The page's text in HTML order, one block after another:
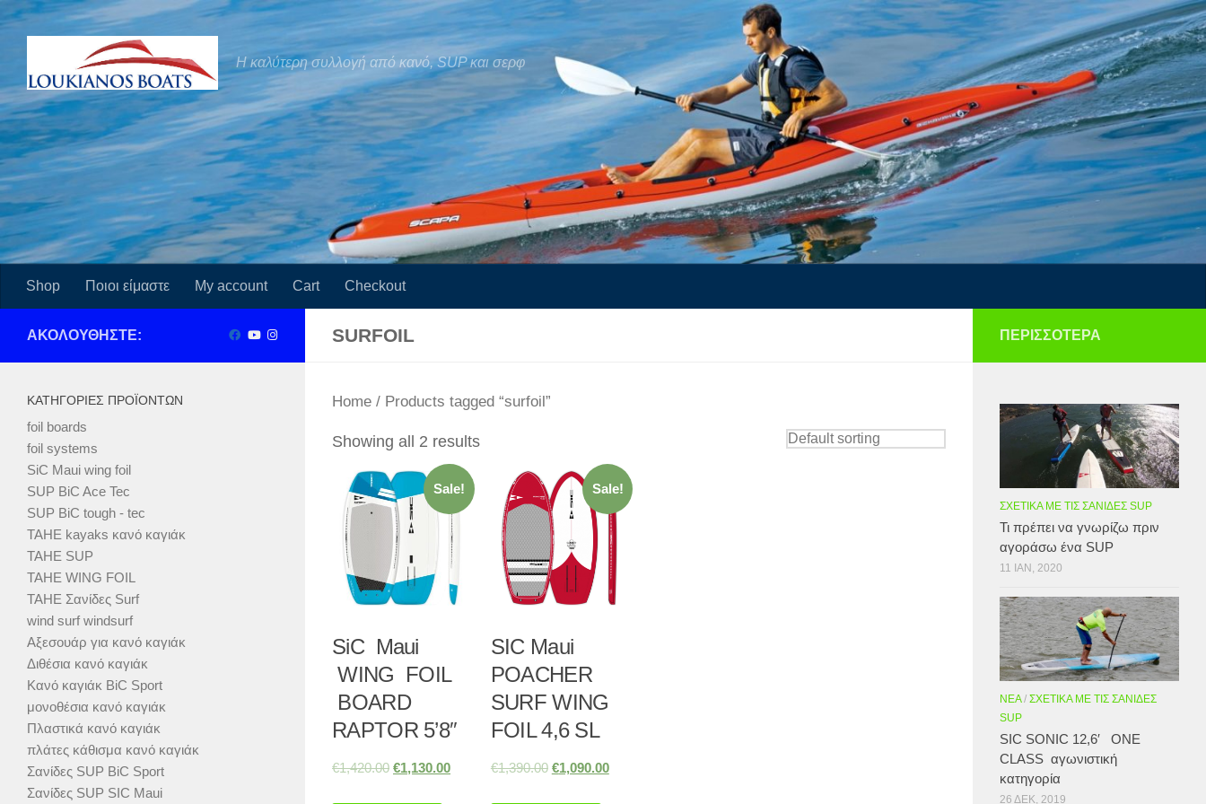
Skip to content
Η καλύτερη συλλογή από κανό, SUP και σερφ
Shop Ποιοι είμαστε My account Cart Checkout
SURFOIL
Home / Products tagged “surfoil”
Showing all 2 results
Sale!
SiC Maui
WING FOIL
BOARD
RAPTOR 5’8″
€1,420.00 €1,130.00
Sale!
SIC Maui
POACHER
SURF WING
FOIL 4,6 SL
€1,390.00 €1,090.00
ΑΚΟΛΟΥΘΉΣΤΕ:
ΚΑΤΗΓΟΡΊΕΣ ΠΡΟΪΌΝΤΩΝ
foil boards
foil systems
SiC Maui wing foil
SUP BiC Ace Tec
SUP BiC tough - tec
TAHE kayaks κανό καγιάκ
TAHE SUP
TAHE WING FOIL
TAHE Σανίδες Surf
wind surf windsurf
Αξεσουάρ για κανό καγιάκ
Διθέσια κανό καγιάκ
Κανό καγιάκ BiC Sport
μονοθέσια κανό καγιάκ
Πλαστικά κανό καγιάκ
πλάτες κάθισμα κανό καγιάκ
Σανίδες SUP BiC Sport
Σανίδες SUP SIC Maui
ΠΕΡΙΣΣΌΤΕΡΑ
ΣΧΕΤΙΚΆ ΜΕ ΤΙΣ ΣΑΝΊΔΕΣ SUP
Τι πρέπει να γνωρίζω πριν
αγοράσω ένα SUP
11 ΙΑΝ, 2020
ΝΈΑ/ ΣΧΕΤΙΚΆ ΜΕ ΤΙΣ ΣΑΝΊΔΕΣ
SUP
SIC SONIC 12,6′ ONE
CLASS αγωνιστική
κατηγορία
26 ΔΕΚ, 2019